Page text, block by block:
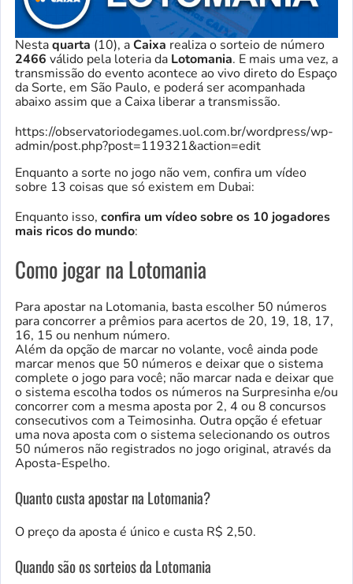
Nestaquarta (10), aCaixa realiza o sorteio de número
2466 válido pela loteria da Lotomania. E mais uma vez, a
transmissão do evento acontece ao vivo direto do Espaço
da Sorte, em São Paulo, e poderá ser acompanhada
abaixo assim que a Caixa liberar a transmissão.
https://observatoriodegames.uol.com.br/wordpress/wp-
admin/post.php?post=119321&action=edit
Enquanto a sorte no jogo não vem, confira um vídeo
sobre 13 coisas que só existem em Dubai:
Enquanto isso, confira um vídeo sobre os 10 jogadores
mais ricos do mundo:
Como jogar na Lotomania
Para apostar na Lotomania, basta escolher 50 números
para concorrer a prêmios para acertos de 20, 19, 18, 17,
16, 15 ou nenhum número.
Além da opção de marcar no volante, você ainda pode
marcar menos que 50 números e deixar que o sistema
complete o jogo para você; não marcar nada e deixar que
o sistema escolha todos os números na Surpresinha e/ou
concorrer com a mesma aposta por 2, 4 ou 8 concursos
consecutivos com a Teimosinha. Outra opção é efetuar
uma nova aposta com o sistema selecionando os outros
50 números não registrados no jogo original, através da
Aposta-Espelho.
Quanto custa apostar na Lotomania?
O preço da aposta é único e custa R$ 2,50.
Quando são os sorteios da Lotomania